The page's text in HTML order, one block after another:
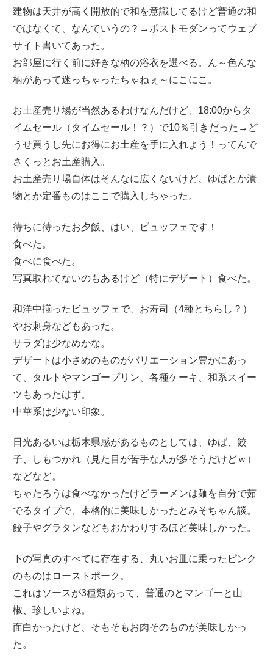
建物は天井が高く開放的で和を意識してるけど普通の和
ではなくて、なんていうの？→ポストモダンってウェブ
サイト書いてあった。
お部屋に行く前に好きな柄の浴衣を選べる。ん～色んな
柄があって迷っちゃったちゃねぇ～にこにこ。
お土産売り場が当然あるわけなんだけど、18:00からタ
イムセール（タイムセール！？）で10％引きだった→ど
うせ買うし先にお得にお土産を手に入れよう！ってんで
さくっとお土産購入。
お土産売り場自体はそんなに広くないけど、ゆばとか漬
物とか定番ものはここで購入しちゃった。
待ちに待ったお夕飯、はい、ビュッフェです！
食べた。
食べに食べた。
写真取れてないのもあるけど（特にデザート）食べた。
和洋中揃ったビュッフェで、お寿司（4種とちらし？）
やお刺身などもあった。
サラダは少なめかな。
デザートは小さめのものがバリエーション豊かにあっ
て、タルトやマンゴープリン、各種ケーキ、和系スイー
ツもあったはず。
中華系は少ない印象。
日光あるいは栃木県感があるものとしては、ゆば、餃
子、しもつかれ（見た目が苦手な人が多そうだけどｗ）
などなど。
ちゃたろうは食べなかったけどラーメンは麺を自分で茹
でるタイプで、本格的に美味しかったとみそちゃん談。
餃子やグラタンなどもおかわりするほど美味しかった。
下の写真のすべてに存在する、丸いお皿に乗ったピンク
のものはローストポーク。
これはソースが3種類あって、普通のとマンゴーと山
椒、珍しいよね。
面白かったけど、そもそもお肉そのものが美味しかっ
た。